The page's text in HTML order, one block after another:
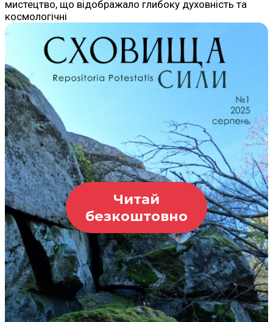
мистецтво, що відображало глибоку духовність та
космологічні
Читай
безкоштовно